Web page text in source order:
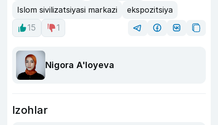
Islom sivilizatsiyasi markazi
ekspozitsiya
15
1
Nigora A'loyeva
Izohlar